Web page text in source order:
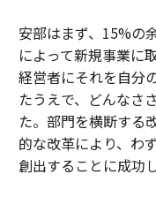
安部はまず、15%の
によって新規事業に
経営者にそれを自分
たうえで、どんなさ
た。部門を横断する
的な改革により、わ
創出することに成功